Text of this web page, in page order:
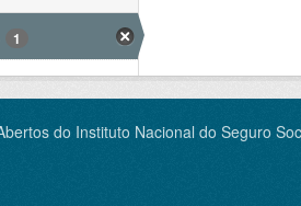
1
do Instituto Nacional do Seguro